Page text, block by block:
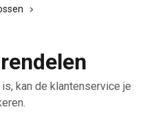
kan de klantenservice je